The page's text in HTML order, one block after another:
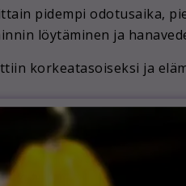
pidempi odotusaika,
löytäminen ja
korkeatasoiseksi ja